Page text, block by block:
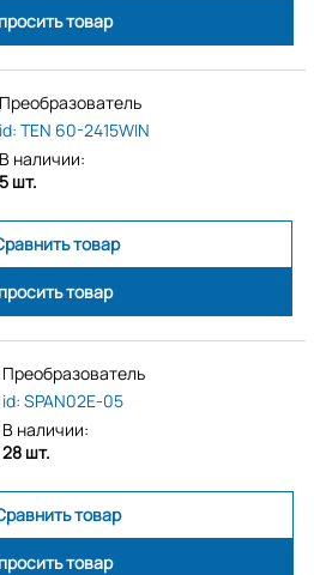
товар
Преобразователь
id: TEN 60-2415WIN
В наличии:
5 шт.
товар
товар
Преобразователь
id: SPAN02E-05
В наличии:
28 шт.
товар
товар